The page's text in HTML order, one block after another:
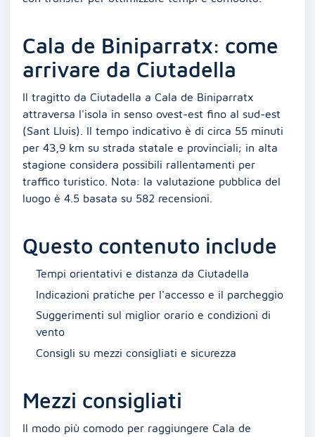
Cala de Biniparratx: come
arrivare da Ciutadella
Il tragitto da Ciutadella a Cala de Biniparratx
attraversa l'isola in senso ovest-est fino al sud-est
(Sant Lluis). Il tempo indicativo è di circa 55 minuti
per 43,9 km su strada statale e provinciali; in alta
stagione considera possibili rallentamenti per
traffico turistico. Nota: la valutazione pubblica del
luogo è 4.5 basata su 582 recensioni.
Questo contenuto include
Tempi orientativi e distanza da Ciutadella
Indicazioni pratiche per l'accesso e il parcheggio
Suggerimenti sul miglior orario e condizioni di
vento
Consigli su mezzi consigliati e sicurezza
Mezzi consigliati
Il modo più comodo per raggiungere Cala de